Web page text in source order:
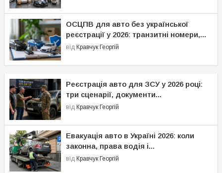
ОСЦПВ для авто без української
реєстрації у 2026: транзитні номери,...
від Кравчук Георгій
Реєстрація авто для ЗСУ у 2026 році:
три сценарії, документи...
від Кравчук Георгій
Евакуація авто в Україні 2026: коли
законна, права водія і...
від Кравчук Георгій